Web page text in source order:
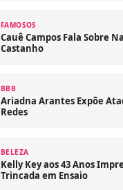
FAMOSOS
Cauê Campos Fala Sobre
Castanho
BBB
Ariadna Arantes Expõe
Redes
BELEZA
Kelly Key aos 43 Anos
Trincada em Ensaio